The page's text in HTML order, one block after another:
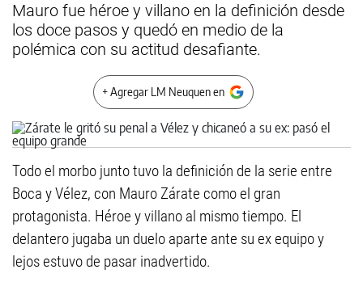
Mauro fue héroe y villano en la definición desde
los doce pasos y quedó en medio de la
polémica con su actitud desafiante.
+ Agregar LM Neuquen en
Todo el morbo junto tuvo la definición de la serie entre
Boca y Vélez, con Mauro Zárate como el gran
protagonista. Héroe y villano al mismo tiempo. El
delantero jugaba un duelo aparte ante su ex equipo y
lejos estuvo de pasar inadvertido.